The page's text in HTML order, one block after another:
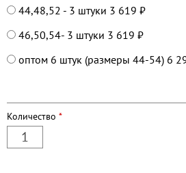
44,48,52 - 3 штуки 3 619 ₽
46,50,54- 3 штуки 3 619 ₽
оптом 6 штук (размеры 44-54) 6
Количество *